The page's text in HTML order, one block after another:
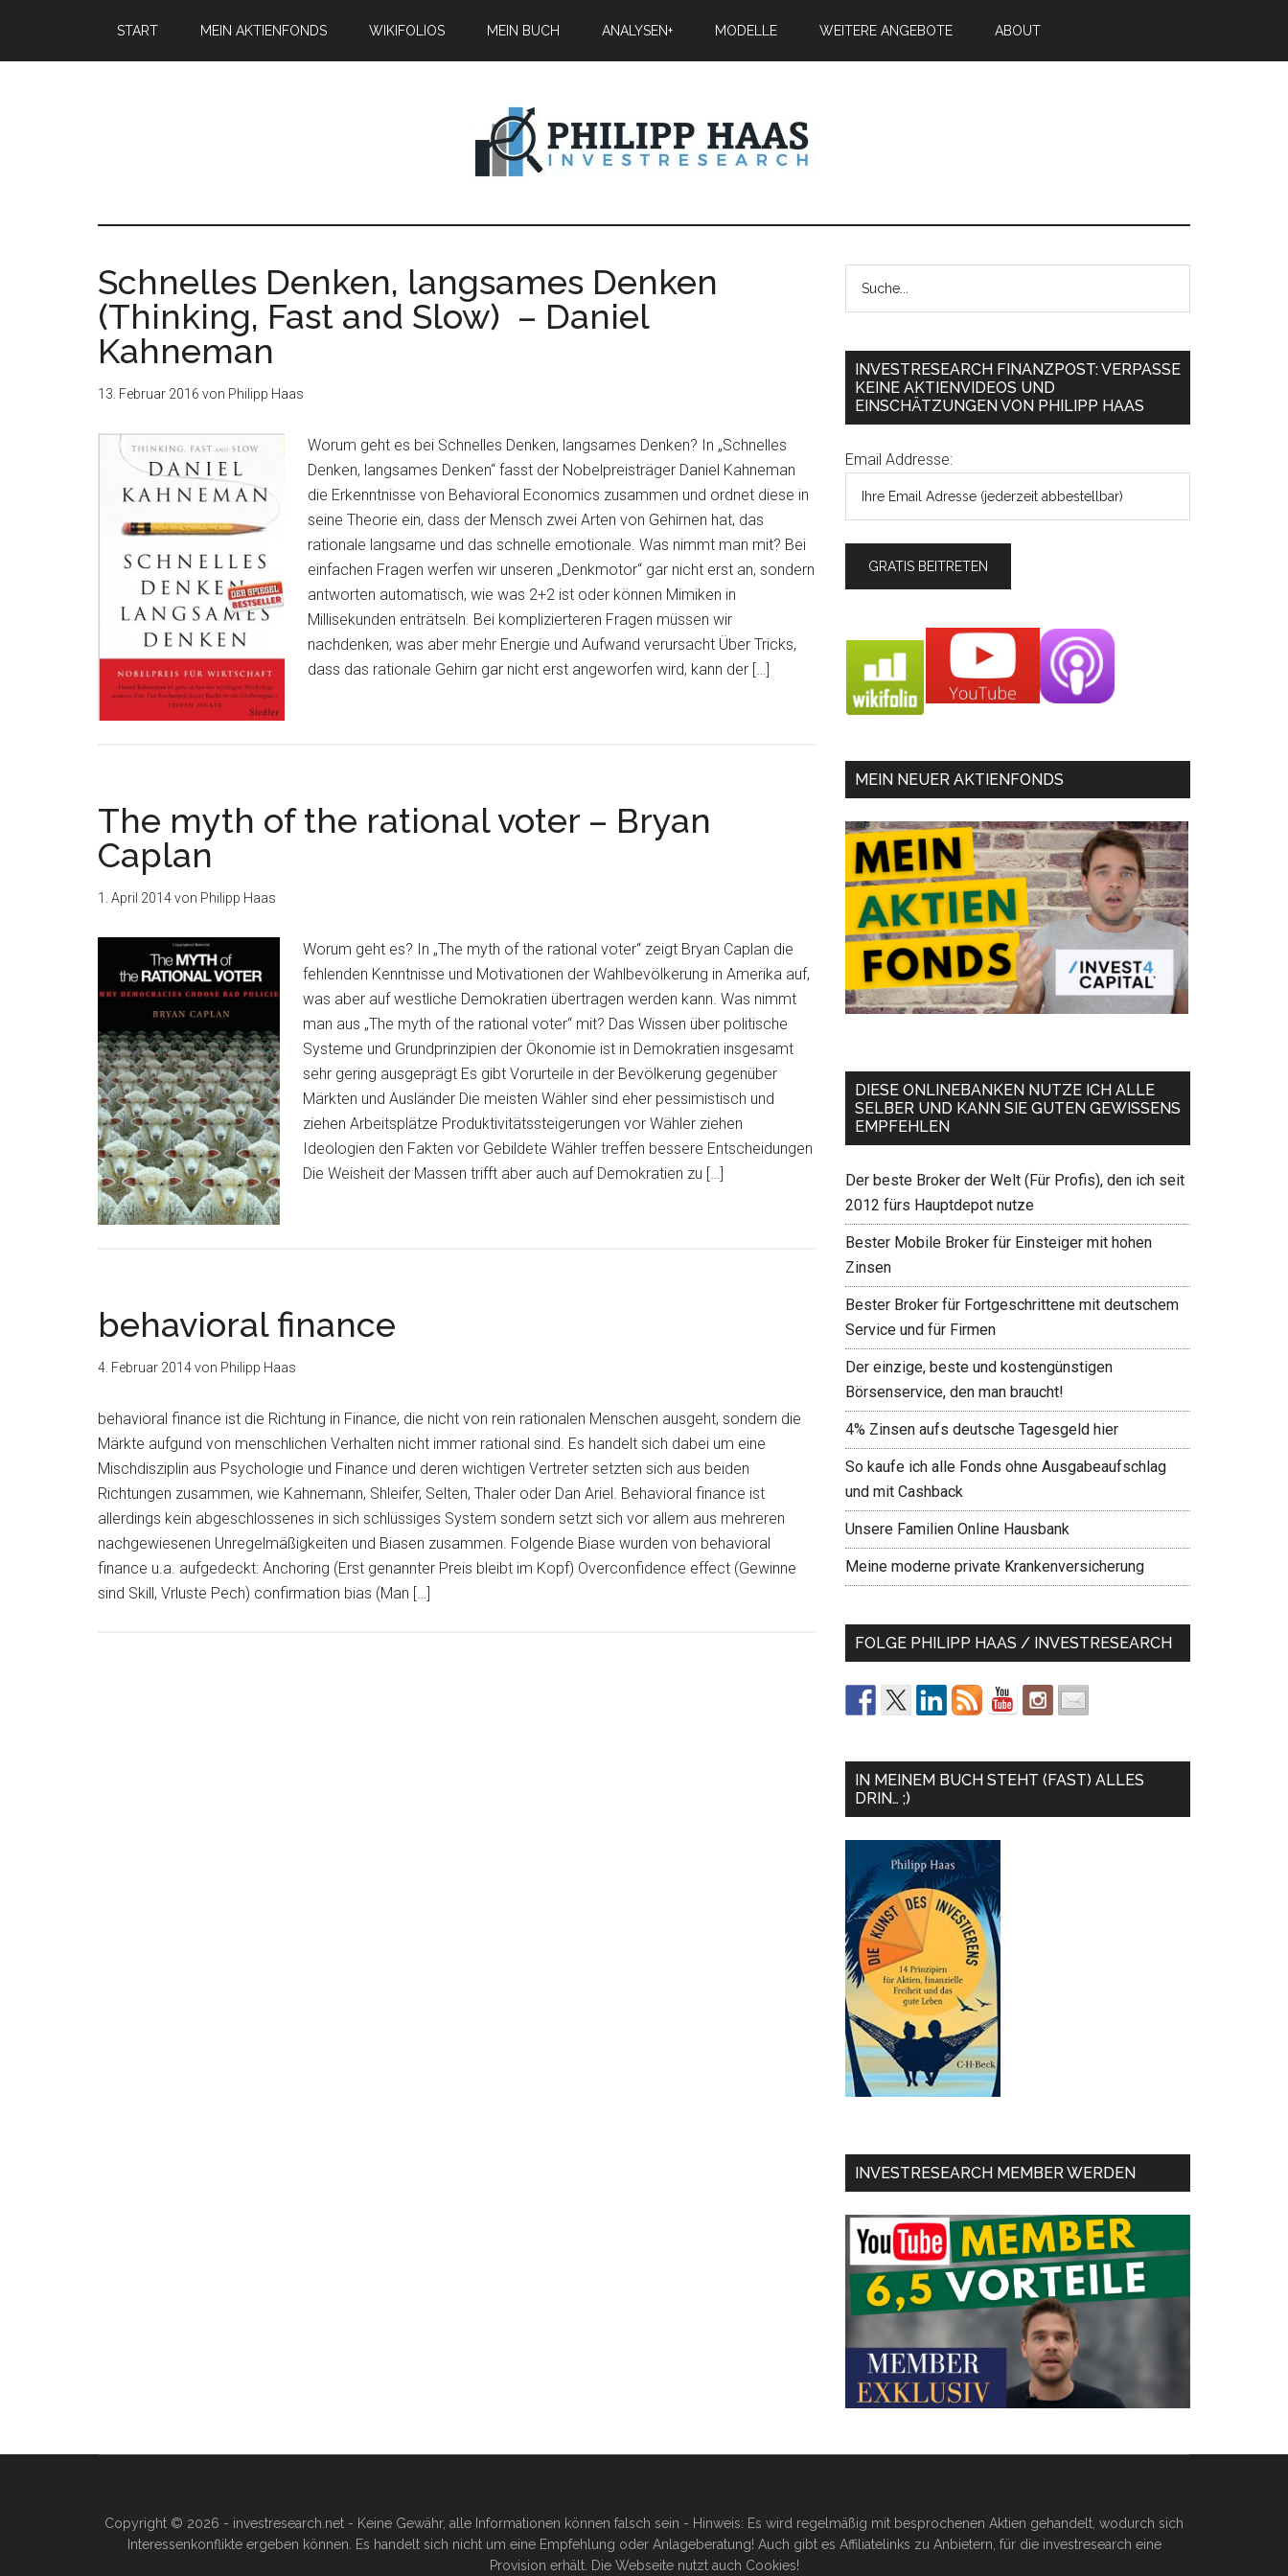
START MEIN AKTIENFONDS WIKIFOLIOS MEIN BUCH ANALYSEN+ MODELLE WEITERE ANGEBOTE ABOUT
Schnelles Denken, langsames Denken
(Thinking, Fast and Slow) – Daniel
Kahneman
13. Februar 2016 von Philipp Haas
Worum geht es bei Schnelles Denken, langsames Denken? In „Schnelles
Denken, langsames Denken“ fasst der Nobelpreisträger Daniel Kahneman
die Erkenntnisse von Behavioral Economics zusammen und ordnet diese in
seine Theorie ein, dass der Mensch zwei Arten von Gehirnen hat, das
rationale langsame und das schnelle emotionale. Was nimmt man mit? Bei
einfachen Fragen werfen wir unseren „Denkmotor“ gar nicht erst an, sondern
antworten automatisch, wie was 2+2 ist oder können Mimiken in
Millisekunden enträtseln. Bei komplizierteren Fragen müssen wir
nachdenken, was aber mehr Energie und Aufwand verursacht Über Tricks,
dass das rationale Gehirn gar nicht erst angeworfen wird, kann der […]
The myth of the rational voter – Bryan
Caplan
1. April 2014von Philipp Haas
Worum geht es? In „The myth of the rational voter“ zeigt Bryan Caplan die
fehlenden Kenntnisse und Motivationen der Wahlbevölkerung in Amerika auf,
was aber auf westliche Demokratien übertragen werden kann. Was nimmt
man aus „The myth of the rational voter“ mit? Das Wissen über politische
Systeme und Grundprinzipien der Ökonomie ist in Demokratien insgesamt
sehr gering ausgeprägt Es gibt Vorurteile in der Bevölkerung gegenüber
Märkten und Ausländer Die meisten Wähler sind eher pessimistisch und
ziehen Arbeitsplätze Produktivitätssteigerungen vor Wähler ziehen
Ideologien den Fakten vor Gebildete Wähler treffen bessere Entscheidungen
Die Weisheit der Massen trifft aber auch auf Demokratien zu […]
behavioral finance
4. Februar 2014von Philipp Haas
behavioral finance ist die Richtung in Finance, die nicht von rein rationalen Menschen ausgeht, sondern die
Märkte aufgund von menschlichen Verhalten nicht immer rational sind. Es handelt sich dabei um eine
Mischdisziplin aus Psychologie und Finance und deren wichtigen Vertreter setzten sich aus beiden
Richtungen zusammen, wie Kahnemann, Shleifer, Selten, Thaler oder Dan Ariel. Behavioral finance ist
allerdings kein abgeschlossenes in sich schlüssiges System sondern setzt sich vor allem aus mehreren
nachgewiesenen Unregelmäßigkeiten und Biasen zusammen. Folgende Biase wurden von behavioral
finance u.a. aufgedeckt: Anchoring (Erst genannter Preis bleibt im Kopf) Overconfidence effect (Gewinne
sind Skill, Vrluste Pech) confirmation bias (Man […]
INVESTRESEARCH FINANZPOST: VERPASSE
KEINE AKTIENVIDEOS UND
EINSCHÄTZUNGEN VON PHILIPP HAAS
Email Addresse:
MEIN NEUER AKTIENFONDS
DIESE ONLINEBANKEN NUTZE ICH ALLE
SELBER UND KANN SIE GUTEN GEWISSENS
EMPFEHLEN
Der beste Broker der Welt (Für Profis), den ich seit
2012 fürs Hauptdepot nutze
Bester Mobile Broker für Einsteiger mit hohen
Zinsen
Bester Broker für Fortgeschrittene mit deutschem
Service und für Firmen
Der einzige, beste und kostengünstigen
Börsenservice, den man braucht!
4% Zinsen aufs deutsche Tagesgeld hier
So kaufe ich alle Fonds ohne Ausgabeaufschlag
und mit Cashback
Unsere Familien Online Hausbank
Meine moderne private Krankenversicherung
FOLGE PHILIPP HAAS / INVESTRESEARCH
IN MEINEM BUCH STEHT (FAST) ALLES
DRIN… ;)
INVESTRESEARCH MEMBER WERDEN
Copyright © 2026 - investresearch.net - Keine Gewähr, alle Informationen können falsch sein - Hinweis: Es wird regelmäßig mit besprochenen Aktien gehandelt, wodurch sich
Interessenkonflikte ergeben können. Es handelt sich nicht um eine Empfehlung oder Anlageberatung! Auch gibt es Affiliatelinks zu Anbietern, für die investresearch eine
Provision erhält. Die Webseite nutzt auch Cookies!